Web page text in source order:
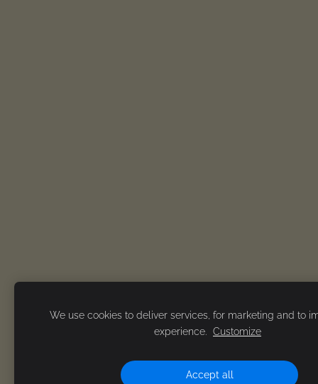
We use cookies to deliver services, for marketing and to
experience.
Customize
Accept all